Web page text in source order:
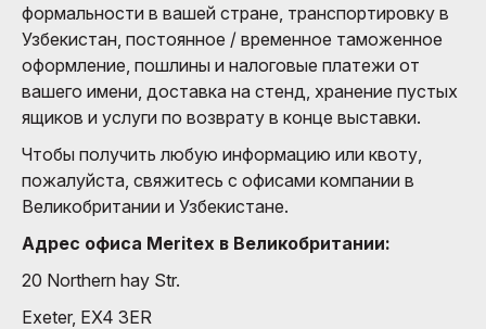
формальности в вашей стране, транспортировку в
Узбекистан, постоянное / временное таможенное
оформление, пошлины и налоговые платежи от
вашего имени, доставка на стенд, хранение пустых
ящиков и услуги по возврату в конце выставки.
Чтобы получить любую информацию или квоту,
пожалуйста, свяжитесь с офисами компании в
Великобритании и Узбекистане.
Адрес офиса Meritex в Великобритании:
20 Northern hay Str.
Exeter, EX4 3ER